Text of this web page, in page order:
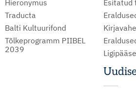
Hieronymus
Traducta
Balti Kultuurifond
Tõlkeprogramm PIIBEL
2039
Esitatud